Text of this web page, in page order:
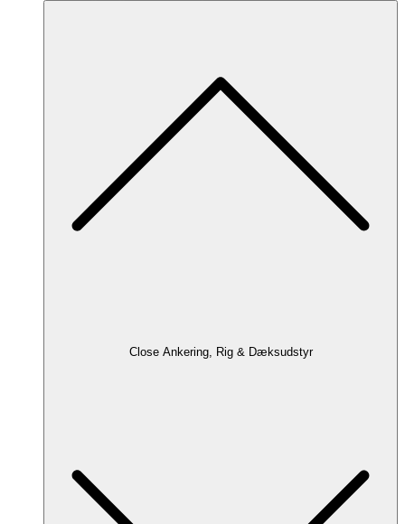
Close Ankering, Rig & Dæksudstyr